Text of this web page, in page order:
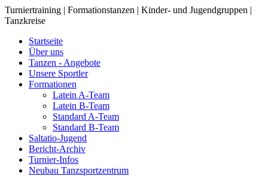
Turniertraining | Formationstanzen | Kinder- und Jugendgruppen |
Tanzkreise
Startseite
Über uns
Tanzen - Angebote
Unsere Sportler
Formationen
Latein A-Team
Latein B-Team
Standard A-Team
Standard B-Team
Saltatio-Jugend
Bericht-Archiv
Turnier-Infos
Neubau Tanzsportzentrum